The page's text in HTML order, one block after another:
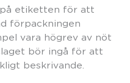
på etiketten för att
förpackningen
vara högrev av nöt
bör ingå för att
beskrivande.